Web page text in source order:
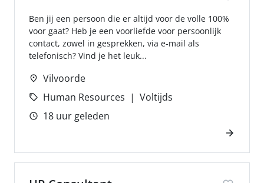
Ben jij een persoon die er altijd voor de volle 100%
voor gaat? Heb je een voorliefde voor persoonlijk
contact, zowel in gesprekken, via e-mail als
telefonisch? Vind je het leuk...
Vilvoorde
Human Resources
Voltijds
18 uur geleden